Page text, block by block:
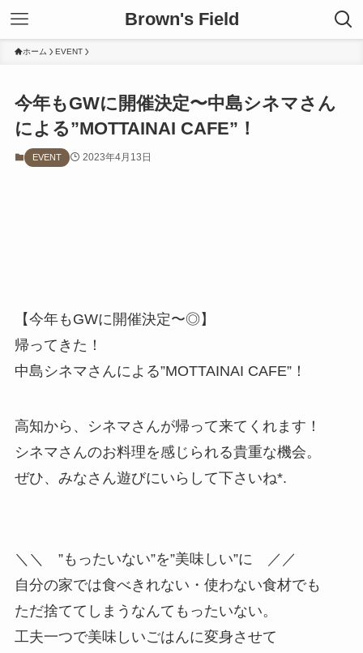
Brown's Field
ホーム EVENT
今年もGWに開催決定〜中島シネマさん
による”MOTTAINAI CAFE”！
EVENT 2023年4月13日
【今年もGWに開催決定〜◎】
帰ってきた！
中島シネマさんによる”MOTTAINAI CAFE”！
高知から、シネマさんが帰って来てくれます！
シネマさんのお料理を感じられる貴重な機会。
ぜひ、みなさん遊びにいらして下さいね*.
＼＼ ”もったいない”を”美味しい”に ／／
自分の家では食べきれない・使わない食材でも
ただ捨ててしまうなんてもったいない。
工夫一つで美味しいごはんに変身させて